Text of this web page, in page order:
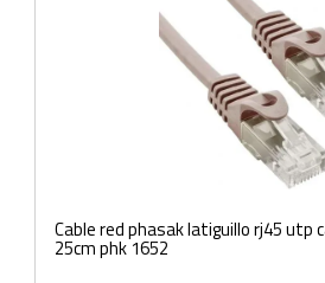
Cable red phasak latiguillo rj45 utp
25cm phk 1652